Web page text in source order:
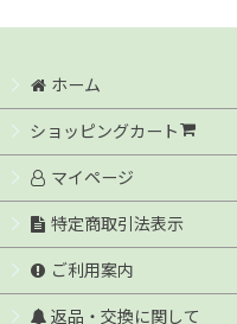
並び順
ホーム
ショッピングカート
マイページ
特定商取引法表示
ご利用案内
返品・交換に関して